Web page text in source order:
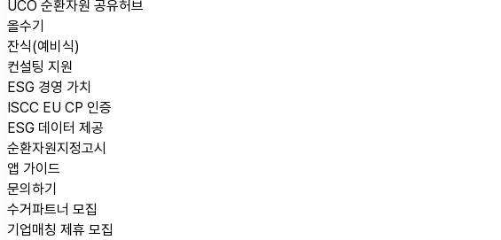
UCO 순환자원 공유허브
올수기
잔식(예비식)
컨설팅 지원
ESG 경영 가치
ISCC EU CP 인증
ESG 데이터 제공
순환자원지정고시
앱 가이드
문의하기
수거파트너 모집
기업매칭 제휴 모집